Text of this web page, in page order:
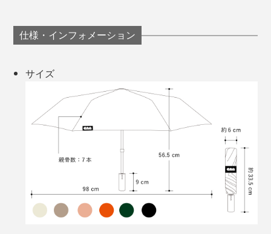
親骨は、よくしなり、折れにくいグラスファイバー製。
はボタンを押すだけで元通り。思わず人に自慢したくな
ります。
などの心配がありません。
※製品が欧州経済領域（EEA）やトルコで販売される際に、安全性や品質、環境基
生地の裁断、縫い付け、組み立て、製造工程のほとんど
が手作業で、一本ずつていねいに作られており、長く大
切に使いたい上質感。
商品会議でも撮影でも、『CAN』を体験すると、全員が
自然と笑顔に。「え〜、かっこいい」「おもしろい！」
仕様・インフォメーション
サイズ